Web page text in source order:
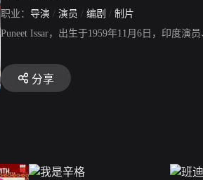
职业： 导演 / 演员 / 编剧 / 制片
Puneet Issar，出生于1959年11月6日，印度
分享